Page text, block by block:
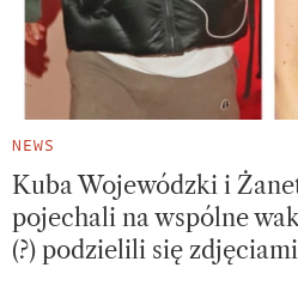
NEWS
Kuba Wojewódzki i
pojechali na wspólne
(?) podzielili się